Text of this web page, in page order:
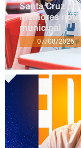
Santa Cruz
melhores
municipal
07/08/2026